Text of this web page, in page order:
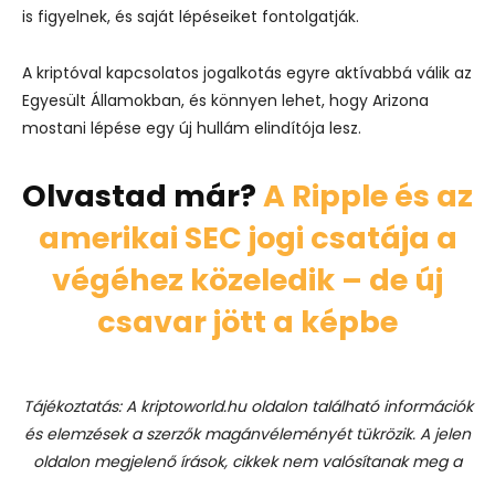
is figyelnek, és saját lépéseiket fontolgatják.
A kriptóval kapcsolatos jogalkotás egyre aktívabbá válik az
Egyesült Államokban, és könnyen lehet, hogy Arizona
mostani lépése egy új hullám elindítója lesz.
Olvastad már?A Ripple és az
amerikai SEC jogi csatája a
végéhez közeledik – de új
csavar jött a képbe
Tájékoztatás: A kriptoworld.hu oldalon található információk
és elemzések a szerzők magánvéleményét tükrözik. A jelen
oldalon megjelenő írások, cikkek nem valósítanak meg a